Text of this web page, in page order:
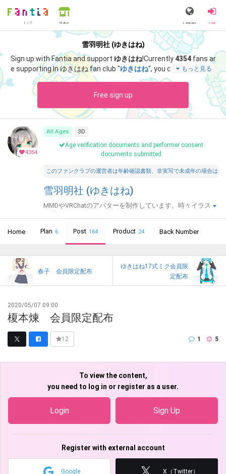
トップ Market Language Login
雪羽明社 (ゆきはね)
Sign up with Fantia and support ゆきはね!Currently4354fans ar
e supporting.In ゆきはね fan club "ゆきはね", you can enjoy spec
ial content such as " ゆきはね式アリスF22 支援プラン以上限定
もっと見る
Free sign up
4354
All Ages
3D
Age verification documents and performer consent
documents submitted
このファンクラブの運営者は年齢確認書類、非実写で未成年の場合は
雪羽明社 (ゆきはね)
MMDやVRChatのアバターを制作しています。時々イラスト
Home Plan 6 Post 164 Product 24 Back Number
春子 会員限定配布
ゆきはね17式ミク会員限
定配布
2020/05/07 09:00
榎本煉 会員限定配布
12 1 5
To view the content,
you need to log in or register as a user.
Login Sign Up
Register with external account
Google X（Twitter）